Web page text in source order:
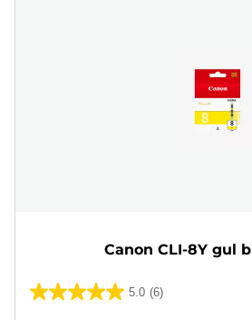
Canon CLI-8Y gul
5.0 (6)
5.0